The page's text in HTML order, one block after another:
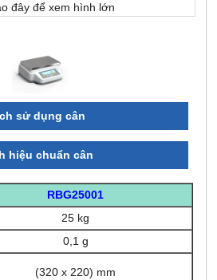
đây để xem hình lớn
sử dụng cân
hiệu chuẩn cân
RBG25001
25 kg
0,1 g
(320 x 220) mm